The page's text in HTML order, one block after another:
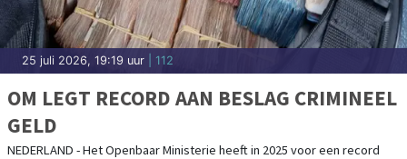
25 juli 2026, 19:19 uur | 112
OM LEGT RECORD AAN BESLAG CRIMINEEL
GELD
NEDERLAND - Het Openbaar Ministerie heeft in 2025 voor een record